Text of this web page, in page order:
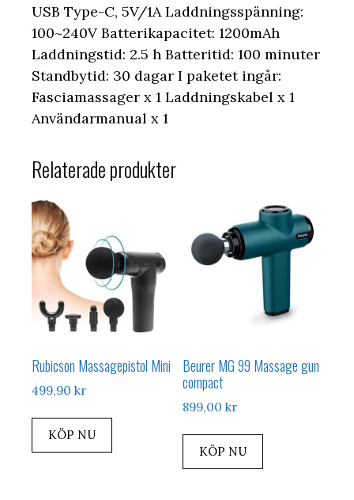
USB Type-C, 5V/1A Laddningsspänning:
100~240V Batterikapacitet: 1200mAh
Laddningstid: 2.5 h Batteritid: 100 minuter
Standbytid: 30 dagar I paketet ingår:
Fasciamassager x 1 Laddningskabel x 1
Användarmanual x 1
Relaterade produkter
Rubicson Massagepistol Mini
499,90 kr
KÖP NU
Beurer MG 99 Massage gun
compact
899,00kr
KÖP NU